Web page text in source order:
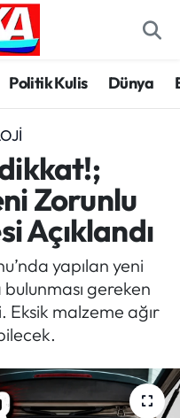
Politik Kulis Dünya
Zorunlu
Açıklandı
yapılan yeni
gereken
Eksik malzeme ağır
Fikstür